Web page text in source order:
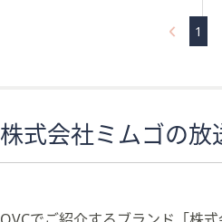
1
株式会社ミムゴの放